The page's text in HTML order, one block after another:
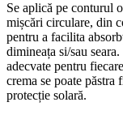
Se aplică pe conturul
mișcări circulare, din
pentru a facilita
dimineața si/sau
adecvate pentru
crema se poate păstra
protecție solară.